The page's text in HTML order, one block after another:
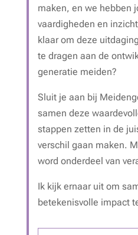
maken, en we hebben
vaardigheden en
klaar om deze
te dragen aan de
generatie meiden?
Sluit je aan bij
samen deze
stappen zetten in de
verschil gaan maken.
word onderdeel van
Ik kijk ernaar uit om
betekenisvolle impact